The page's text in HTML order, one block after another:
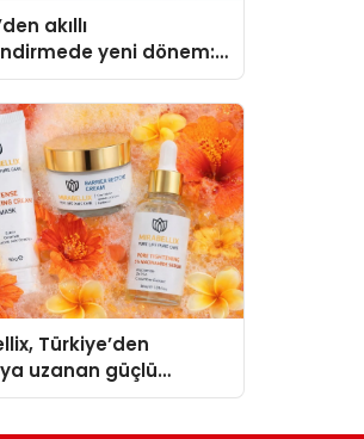
akıllı
yeni dönem:
Plus Türkiye’de
Türkiye’den
uzanan güçlü
sürdürüyor